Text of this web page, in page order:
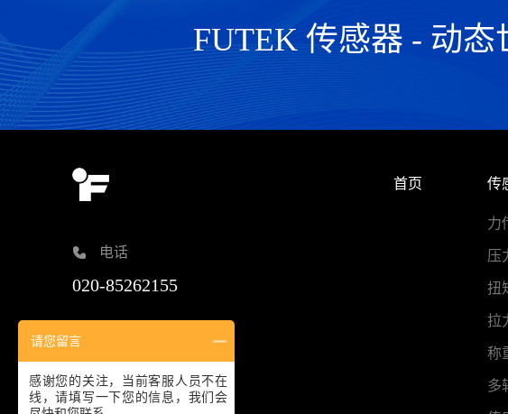
FUTEK 传感器 - 动
电话
020-85262155
sales@omgl.com.cn
首页 传
力
压
扭
拉
称
多
请您留言
感谢您的关注，当前客服人员不在
线，请填写一下您的信息，我们会